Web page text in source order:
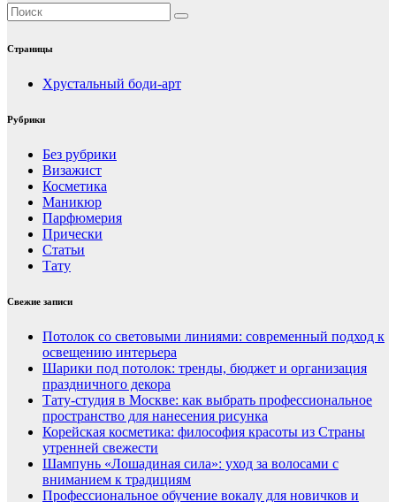
Страницы
Хрустальный боди-арт
Рубрики
Без рубрики
Визажист
Косметика
Маникюр
Парфюмерия
Прически
Статьи
Тату
Свежие записи
Потолок со световыми линиями: современный подход к
освещению интерьера
Шарики под потолок: тренды, бюджет и организация
праздничного декора
Тату-студия в Москве: как выбрать профессиональное
пространство для нанесения рисунка
Корейская косметика: философия красоты из Страны
утренней свежести
Шампунь «Лошадиная сила»: уход за волосами с
вниманием к традициям
Профессиональное обучение вокалу для новичков и